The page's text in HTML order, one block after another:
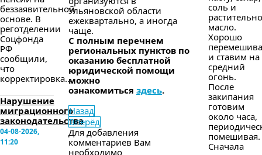
беззаявительной
основе. В
реготделении
Соцфонда
РФ
сообщили,
что
корректировка...
Нарушение
миграционного
законодательства
04-08-2026,
11:20
Ульяновской области
ежеквартально, а иногда
чаще.
С полным перечнем
региональных пунктов по
оказанию бесплатной
юридической помощи
можно
ознакомиться здесь.
Назад
Вперёд
Для добавления
комментариев Вам
необходимо
соль и
масло.
Хорошо
и ставим на
средний
огонь.
После
закипания
готовим
около часа,
помешивая.
Сначала